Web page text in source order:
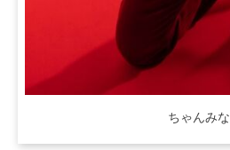
ちゃんみな